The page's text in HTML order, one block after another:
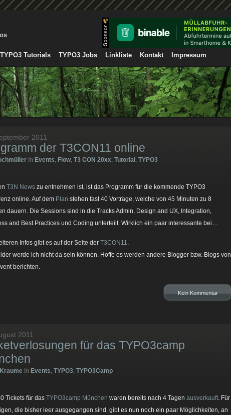
TYPO3 Tutorials TYPO3 Jobs Linkliste Kontakt Impressum
2011
der T3CON11 online
in Events, Flow, T3 CON 20xx, Tutorial , TYPO3
T3N News zu entnehmen ist, ist das Programm für die kommende TYPO3
online. Auf dem Plan stehen fast 40 Vorträge, welche von 45 Minuten zu 8
dauern. Die Sessions sind in die Tracks Admin, Design and UX, Integration,
and Best Practices und Coding unterteilt. Wirklich ein paar interessante bei…
Infos gibt es auf der Seite der T3CON11.
werde ich nicht da sein können. Hoffe es werden andere Blogger bzw. Blogs von
berichten.
Kein Kommentar
2011
für das TYPO3camp
in Events, TYPO3, TYPO3Camp
Tickets für das TYPO3camp München waren bereits nach 4 Tagen ausverkauft. Für
die bisher leer ausgegangen sind, gibt es nun noch ein paar Möglichkeiten, an